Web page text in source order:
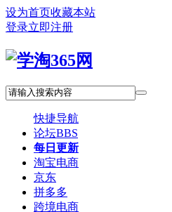
设为首页收藏本站
登录立即注册
快捷导航
论坛BBS
每日更新
淘宝电商
京东
拼多多
跨境电商